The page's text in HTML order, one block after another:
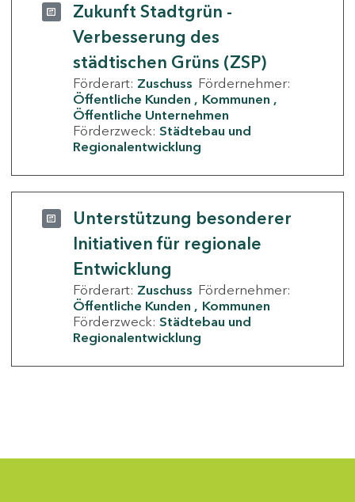
Zukunft Stadtgrün -
Verbesserung des
städtischen Grüns (ZSP)
Förderart: Zuschuss Fördernehmer:
Öffentliche Kunden
Kommunen
Öffentliche Unternehmen
Förderzweck: Städtebau und
Regionalentwicklung
Unterstützung besonderer
Initiativen für regionale
Entwicklung
Förderart: Zuschuss Fördernehmer:
Öffentliche Kunden
Kommunen
Förderzweck: Städtebau und
Regionalentwicklung